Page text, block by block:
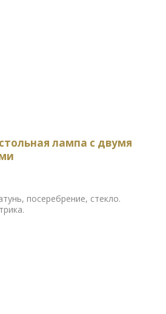
лампа с двумя
посеребрение, стекло.